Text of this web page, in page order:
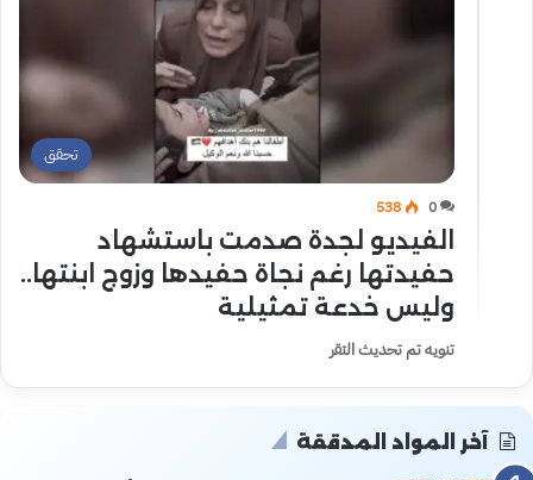
تحقق
0
538
الفيديو لجدة صدمت باستشهاد
حفيدتها رغم نجاة حفيدها وزوج ابنتها..
وليس خدعة تمثيلية
تنويه تم تحديث التقر
آخر المواد المدققة